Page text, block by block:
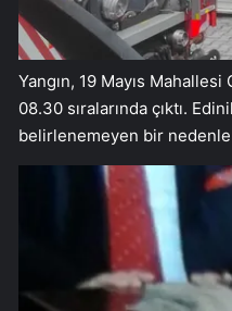
Yangın, 19 Mayıs
08.30 sıralarında çıktı.
belirlenemeyen bir nedenle